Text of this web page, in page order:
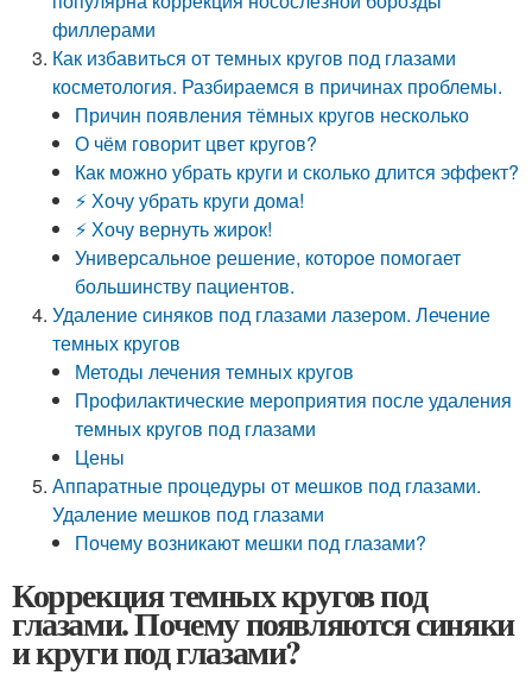
филлерами
Как избавиться от темных кругов под глазами
косметология. Разбираемся в причинах проблемы.
Причин появления тёмных кругов несколько
О чём говорит цвет кругов?
Как можно убрать круги и сколько длится эффект?
⚡ Хочу убрать круги дома!
⚡ Хочу вернуть жирок!
Универсальное решение, которое помогает
большинству пациентов.
Удаление синяков под глазами лазером. Лечение
темных кругов
Методы лечения темных кругов
Профилактические мероприятия после удаления
темных кругов под глазами
Цены
Аппаратные процедуры от мешков под глазами.
Удаление мешков под глазами
Почему возникают мешки под глазами?
Коррекция темных кругов под
глазами. Почему появляются синяки
и круги под глазами?